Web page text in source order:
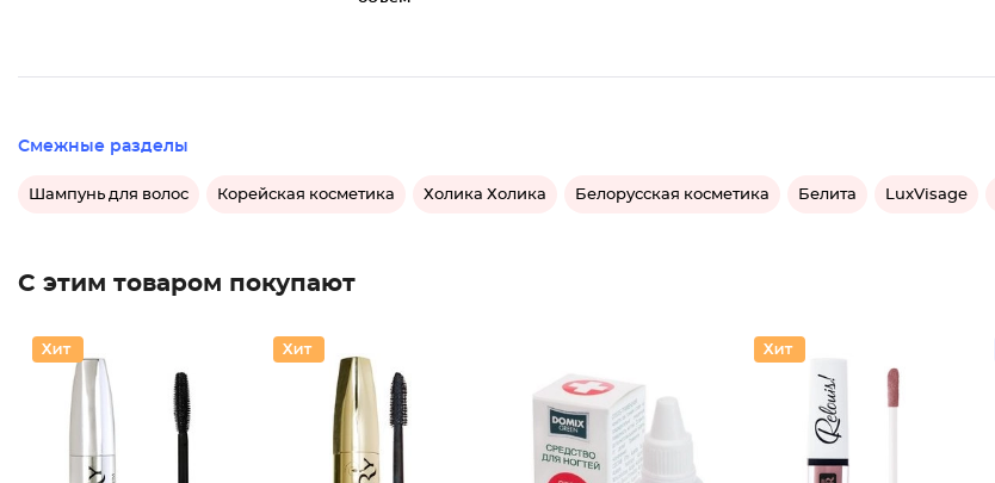
Смежные разделы
Шампунь для волос Корейская косметика Холика Холика Белорусская косметика Белита LuxVisage
С этим товаром покупают